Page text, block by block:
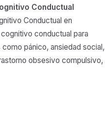
Conductual
Conductual en
conductual para
pánico, ansiedad social,
obsesivo compulsivo,